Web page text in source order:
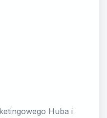
Huba i